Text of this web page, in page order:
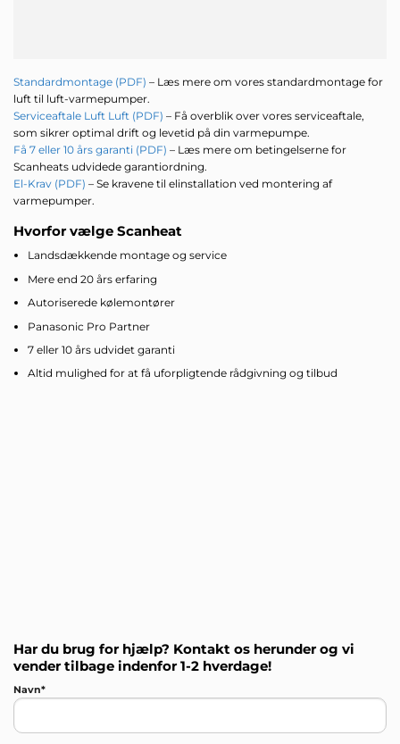
Standardmontage (PDF) – Læs mere om vores standardmontage for
luft til luft-varmepumper.
Serviceaftale Luft Luft (PDF) – Få overblik over vores serviceaftale,
som sikrer optimal drift og levetid på din varmepumpe.
Få 7 eller 10 års garanti (PDF) – Læs mere om betingelserne for
Scanheats udvidede garantiordning.
El-Krav (PDF) – Se kravene til elinstallation ved montering af
varmepumper.
Hvorfor vælge Scanheat
Landsdækkende montage og service
Mere end 20 års erfaring
Autoriserede kølemontører
Panasonic Pro Partner
7 eller 10 års udvidet garanti
Altid mulighed for at få uforpligtende rådgivning og tilbud
Har du brug for hjælp? Kontakt os herunder og vi
vender tilbage indenfor 1-2 hverdage!
Navn*